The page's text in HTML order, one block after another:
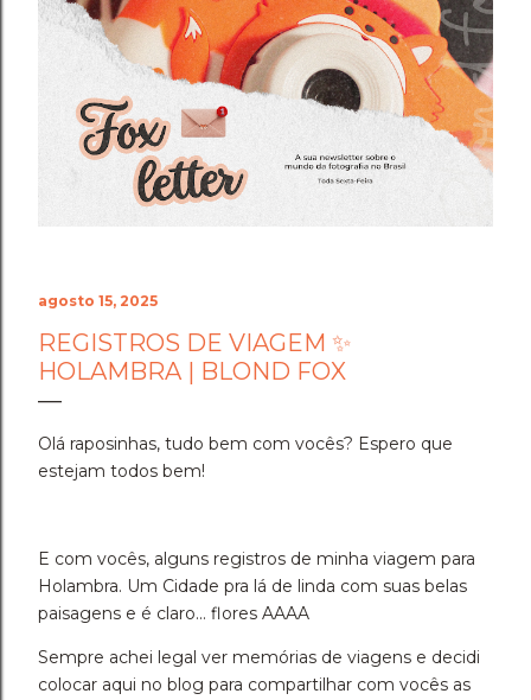
Aprendi que quando a gente se compromete de
verdade com um objetivo, a nossa mente descobre
uma capacidade de sustentação que a gente nem
sabia que tinha. Foi exaustivo, mas foi a prova concreta
da minha própria força. 🦊 A Viagem para Holambra: O
Cenário do Desafio ​Trocar de ar e ir fazer a prova em
Holambra transformou o peso do compromisso em
uma experiência memorável. A cidade das flores, com
sua arquitetura, suas estufas e suas estra...
agosto 15, 2025
REGISTROS DE VIAGEM ✨
HOLAMBRA | BLOND FOX
Olá raposinhas, tudo bem com vocês? Espero que
estejam todos bem!
E com vocês, alguns registros de minha viagem para
Holambra. Um Cidade pra lá de linda com suas belas
paisagens e é claro... flores AAAA
Sempre achei legal ver memórias de viagens e decidi
colocar aqui no blog para compartilhar com vocês as